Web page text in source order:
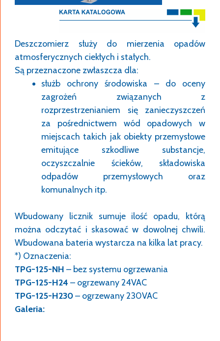
Deszczomierz służy do mierzenia opadów
atmosferycznych ciekłych i stałych.
Są przeznaczone zwłaszcza dla:
służb ochrony środowiska – do oceny
zagrożeń związanych z
rozprzestrzenianiem się zanieczyszczeń
za pośrednictwem wód opadowych w
miejscach takich jak obiekty przemysłowe
emitujące szkodliwe substancje,
oczyszczalnie ścieków, składowiska
odpadów przemysłowych oraz
komunalnych itp.
Wbudowany licznik sumuje ilość opadu, którą
można odczytać i skasować w dowolnej chwili.
Wbudowana bateria wystarcza na kilka lat pracy.
*) Oznaczenia:
TPG-125-NH – bez systemu ogrzewania
TPG-125-H24 – ogrzewany 24VAC
TPG-125-H230– ogrzewany 230VAC
Galeria: